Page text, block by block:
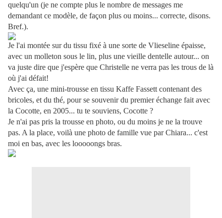
quelqu'un (je ne compte plus le nombre de messages me
demandant ce modèle, de façon plus ou moins... correcte, disons.
Bref.).
Je l'ai montée sur du tissu fixé à une sorte de Vlieseline épaisse,
avec un molleton sous le lin, plus une vieille dentelle autour... on
va juste dire que j'espère que Christelle ne verra pas les trous de là
où j'ai défait!
Avec ça, une mini-trousse en tissu Kaffe Fassett contenant des
bricoles, et du thé, pour se souvenir du premier échange fait avec
la Cocotte, en 2005... tu te souviens, Cocotte ?
Je n'ai pas pris la trousse en photo, ou du moins je ne la trouve
pas. A la place, voilà une photo de famille vue par Chiara... c'est
moi en bas, avec les looooongs bras.